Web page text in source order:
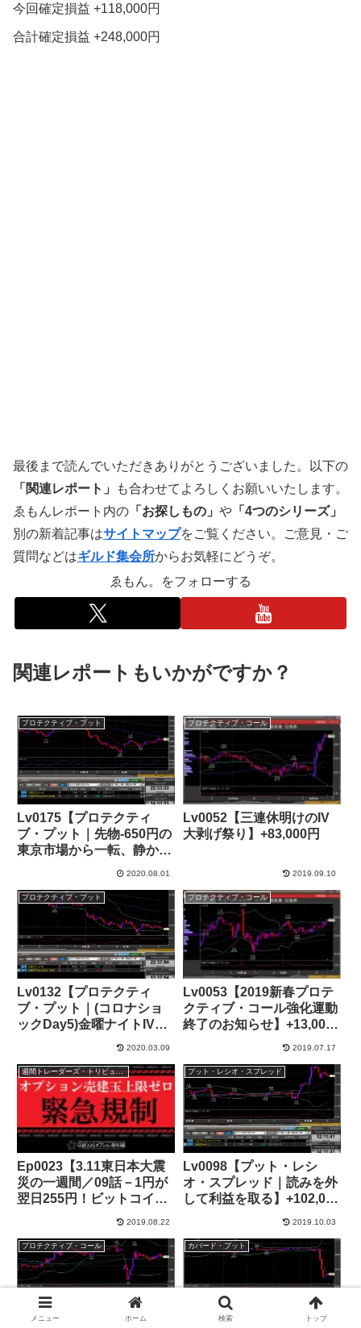
今回確定損益 +118,000円
合計確定損益 +248,000円
最後まで読んでいただきありがとうございました。以下の
「関連レポート」
も合わせてよろしくお願いいたします。
ゑもんレポート内の 「お探しもの」 や 「4つのシリーズ」
別の新着記事はサイトマップをご覧ください。ご意見・ご
質問などはギルド集会所からお気軽にどうぞ。
ゑもん。をフォローする
関連レポートもいかがですか？
プロテクティブ・プット
Lv0175【プロテクティ
ブ・プット｜先物-650円の
東京市場から一転、静かな
2020.08.01
プロテクティブ・コール
Lv0052【三連休明けのIV
大剥げ祭り】+83,000円
2019.09.10
プロテクティブ・プット
Lv0132【プロテクティ
ブ・プット｜(コロナショ
ックDay5)金曜ナイトIV大
2020.03.09
プロテクティブ・コール
Lv0053【2019新春プロテ
クティブ・コール強化運動
終了のお知らせ】+13,000
2019.07.17
週間トレーダーズ・トリビューン
Ep0023【3.11東日本大震
災の一週間／09話－1円が
翌日255円！ビットコイン
2019.08.22
プット・レシオ・スプレッド
Lv0098【プット・レシ
オ・スプレッド｜読みを外
して利益を取る】+102,000
2019.10.03
プロテクティブ・コール カバード・プット
メニュー ホーム 検索 トップ